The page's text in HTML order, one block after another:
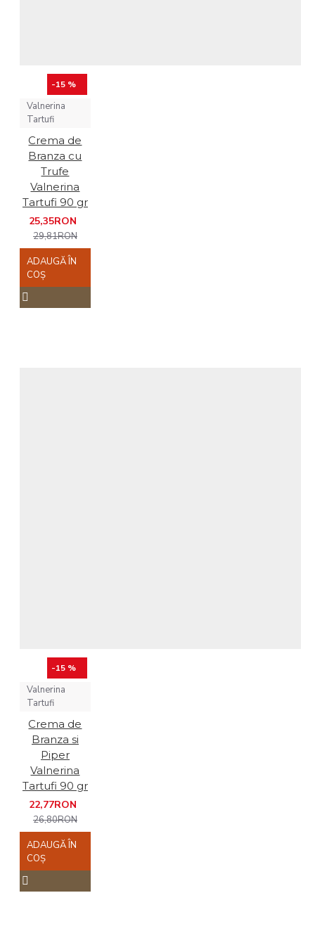
-15 %
Valnerina
Tartufi
Crema de
Branza cu
Trufe
Valnerina
Tartufi 90 gr
25,35RON
29,81RON
ADAUGĂ ÎN
COŞ
-15 %
Valnerina
Tartufi
Crema de
Branza si
Piper
Valnerina
Tartufi 90 gr
22,77RON
26,80RON
ADAUGĂ ÎN
COŞ